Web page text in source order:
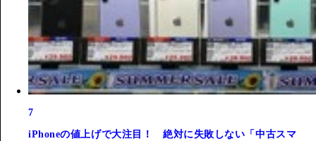
7
iPhoneの値上げで大注目！ 絶対に失敗しない「中古スマ